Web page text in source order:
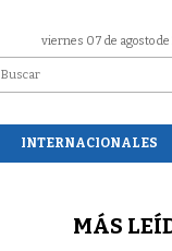
viernes 07 de agosto
INTERNACIONALES
MÁS